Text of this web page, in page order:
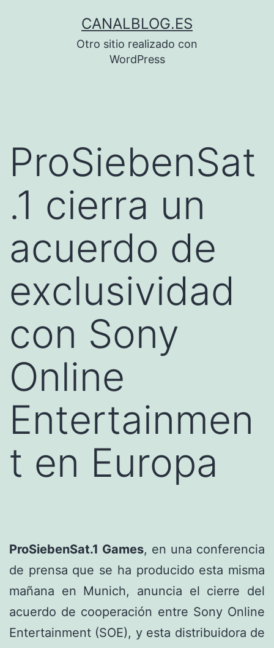
CANALBLOG.ES
Otro sitio realizado con
WordPress
ProSiebenSat
.1 cierra un
acuerdo de
exclusividad
con Sony
Online
Entertainmen
t en Europa
ProSiebenSat.1 Games, en una conferencia
de prensa que se ha producido esta misma
mañana en Munich, anuncia el cierre del
acuerdo de cooperación entre Sony Online
Entertainment (SOE), y esta distribuidora de